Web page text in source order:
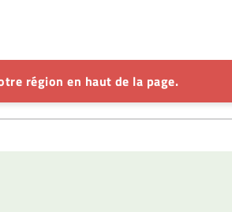
région en haut de la page.